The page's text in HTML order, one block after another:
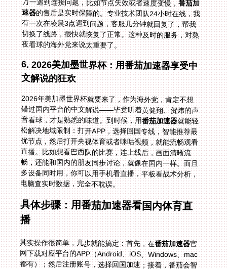
万一遇到连接问题，比如节点失效或者速度变慢，番茄加
速器的售后是实时保障的。专业技术团队24小时在线，我
有一次在凌晨3点遇到问题，客服几分钟就回复了，帮我
切换了线路，很快就恢复了正常。这种及时的服务，对熬
夜看球的海外党来说太重要了。
6. 2026美加墨世界杯：用番茄加速器享受中
文解说的狂欢
2026年美加墨世界杯就要来了，作为海外党，肯定不想
错过国内平台的中文解说——毕竟听着黄健翔、贺炜的声
音看球，才是熟悉的味道。到时候，用番茄加速器就能轻
松解决地域限制：打开APP，选择回国专线，智能推荐最
优节点，然后打开央视体育或者咪咕视频，就能流畅观看
直播。比如想看巴西队的比赛，连上线后，画面清晰流
畅，还能和国内的朋友同步讨论，就像在国内一样。而且
多设备同时用，你可以用手机看直播，平板看战术分析，
电脑查实时数据，完全不耽误。
具体步骤：用番茄加速器看国内体育直
播
其实操作很简单，几步就能搞定：首先，在番茄加速器官
网下载对应平台的APP（Android、iOS、Windows、mac
都有）；然后注册账号，选择回国加速；接着，番茄会智
能推荐最优线路，点击连接；连接成功后，打开国内直播
平台（比如腾讯体育、央视体育），就能正常观看直播
了。比如解决“在国外看世界杯阿尔及利亚 vs 奥地利无法